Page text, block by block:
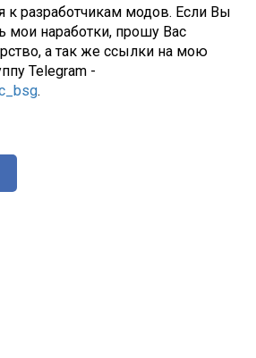
к разработчикам модов. Если Вы
мои наработки, прошу Вас
а так же ссылки на мою
Telegram -
.